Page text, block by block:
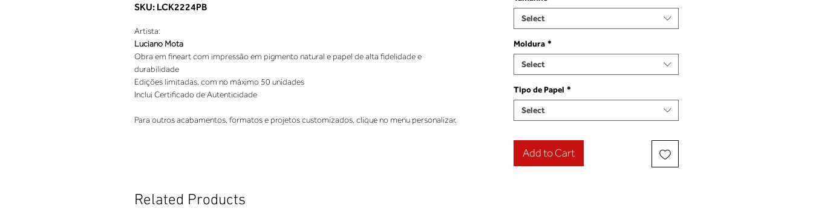
SKU: LCK2224PB
Artista:
Luciano Mota
Obra em fineart com impressão em pigmento natural e papel de alta fidelidade e
durabilidade
Edições limitadas, com no máximo 50 unidades
Inclui Certificado de Autenticidade
Para outros acabamentos, formatos e projetos customizados, clique no menu personalizar.
Select
Moldura *
Select
Tipo de Papel *
Select
Add to Cart
Related Products